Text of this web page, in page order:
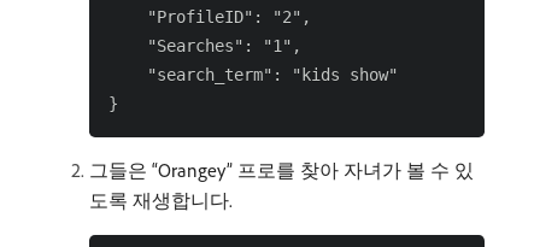
    "ProfileID": "2",
    "Searches": "1",
    "search_term": "kids show"
그들은 “Orangey” 프로를 찾아 자녀가 볼 수 있
도록 재생합니다.